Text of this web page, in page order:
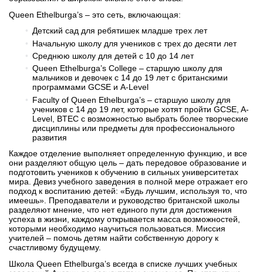
Бординговые школы
Другие направления
Queen Ethelburga’s – это сеть, включающая:
Детский сад для ребятишек младше трех лет
Начальную школу для учеников с трех до десяти лет
Среднюю школу для детей c 10 до 14 лет
Queen Ethelburga’s College – старшую школу для
мальчиков и девочек с 14 до 19 лет с британскими
программами GCSE и A-Level
Faculty of Queen Ethelburga’s – старшую школу для
учеников с 14 до 19 лет, которые хотят пройти GCSE, A-
Level, BTEC с возможностью выбрать более творческие
дисциплины или предметы для профессионального
развития
Каждое отделение выполняет определенную функцию, и все
они разделяют общую цель – дать передовое образование и
подготовить учеников к обучению в сильных университетах
мира. Девиз учебного заведения в полной мере отражает его
подход к воспитанию детей: «Будь лучшим, используя то, что
имеешь». Преподаватели и руководство британской школы
разделяют мнение, что нет единого пути для достижения
успеха в жизни, каждому открывается масса возможностей,
которыми необходимо научиться пользоваться. Миссия
учителей – помочь детям найти собственную дорогу к
счастливому будущему.
Школа Queen Ethelburga’s всегда в списке лучших учебных